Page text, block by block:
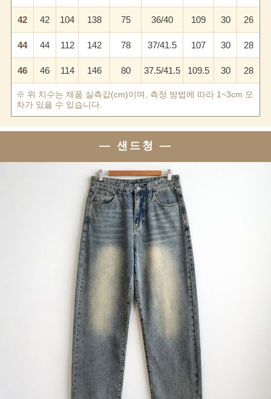
42 42 104 138 75 36/40 109 30 26
44 44 112 142 78 37/41.5 107 30 28
46 46 114 146 80 37.5/41.5 109.5 30 28
※ 위 치수는 제품 실측값(cm)이며, 측정 방법에 따라 1~3cm 오
차가 있을 수 있습니다.
— 샌드청 —